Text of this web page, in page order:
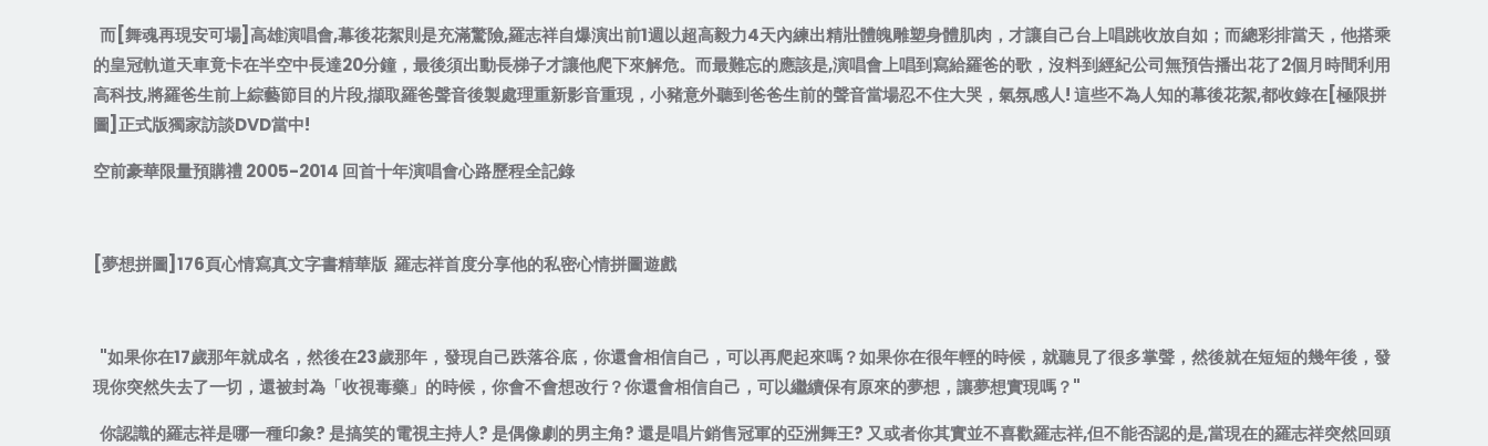
而 [舞魂再現安可場] 高雄演唱會,幕後花絮則是充滿驚險,羅志祥自爆演出前1週以超高毅力4天內練出精壯體魄雕塑身體肌肉，才讓自己台上唱跳收放自如；而總彩排當天，他搭乘
的皇冠軌道天車竟卡在半空中長達20分鐘，最後須出動長梯子才讓他爬下來解危。而最難忘的應該是,演唱會上唱到寫給羅爸的歌，沒料到經紀公司無預告播出花了2個月時間利用
高科技,將羅爸生前上綜藝節目的片段,擷取羅爸聲音後製處理重新影音重現，小豬意外聽到爸爸生前的聲音當場忍不住大哭，氣氛感人!這些不為人知的幕後花絮,都收錄在 [極限拼
圖] 正式版獨家訪談DVD當中!
空前豪華限量預購禮2005-2014 回首十年演唱會心路歷程全記錄
[夢想拼圖]176頁心情寫真文字書精華版 羅志祥首度分享他的私密心情拼圖遊戲
"如果你在17歲那年就成名，然後在23歲那年，發現自己跌落谷底，你還會相信自己，可以再爬起來嗎？如果你在很年輕的時候，就聽見了很多掌聲，然後就在短短的幾年後，發
現你突然失去了一切，還被封為「收視毒藥」的時候，你會不會想改行？你還會相信自己，可以繼續保有原來的夢想，讓夢想實現嗎？"
你認識的羅志祥是哪一種印象? 是搞笑的電視主持人? 是偶像劇的男主角?還是唱片銷售冠軍的亞洲舞王? 又或者你其實並不喜歡羅志祥,但不能否認的是,當現在的羅志祥突然回頭